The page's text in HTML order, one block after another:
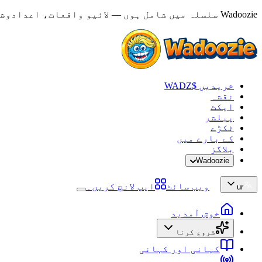
Wadoozie سلسلہ میں شامل ہوں — لائیو واقعات، اعدادوشمار اور ردعمل دیکھیں
خریدیں $WADZ
نقشہ
ایکٹ
پبلشر
ٹکڑے
کے بارے میں
بلاگز
Wadoozie
ur ویب سائٹ ایپ لانچ کریں۔
خوش آمدید
شروع کرنا
کہانی اور کہانی